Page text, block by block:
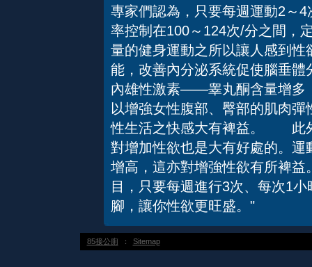
專家們認為，只要每週運動2～
率控制在100～124次/分之間
量的健身運動之所以讓人感到
能，改善內分泌系統促使腦垂
內雄性激素——睾丸酮含量增
以增強女性腹部、臀部的肌肉
性生活之快感大有裨益。 此
對增加性欲也是大有好處的。
增高，這亦對增強性欲有所裨
目，只要每週進行3次、每次1
腳，讓你性欲更旺盛。"
85接公廁 ： Sitemap